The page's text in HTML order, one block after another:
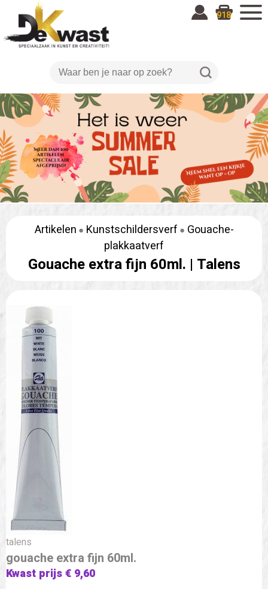
918
Artikelen Kunstschildersverf
Gouache-
plakkaatverf
Gouache extra fijn 60ml. | Talens
talens
gouache extra fijn 60ml.
Kwast prijs € 9,60